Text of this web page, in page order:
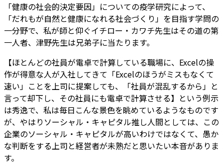
「健康の社会的決定要因」についての疫学研究によって、
「だれもが自然と健康になれる社会づくり」を目指す学問の
一分野で、私が師と仰ぐイチロー・カワチ先生はその道の第
一人者、津野先生は兄弟子に当たります。
【ほとんどの社員が電卓で計算している職場に、Excelの操
作が得意な人が入社してきて「Excelのほうがミスもなくて
速い」ことを上司に提案しても、「社員が混乱するから」と
言って却下し、その社員にも電卓で計算させる】という例示
は秀逸で、私は毎日こんな景色を眺めているようなものです
が、やはりソーシャル・キャピタル推し人間としては、この
企業のソーシャル・キャピタルが高いわけではなくて、愚か
な判断をする上司と経営者が未熟だと思いたい本音がありま
す。